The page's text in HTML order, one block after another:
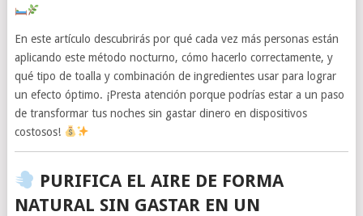
En este artículo descubrirás por qué cada vez más personas están
aplicando este método nocturno, cómo hacerlo correctamente, y
qué tipo de toalla y combinación de ingredientes usar para lograr
un efecto óptimo. ¡Presta atención porque podrías estar a un paso
de transformar tus noches sin gastar dinero en dispositivos
costosos!
PURIFICA EL AIRE DE FORMA
NATURAL SIN GASTAR EN UN